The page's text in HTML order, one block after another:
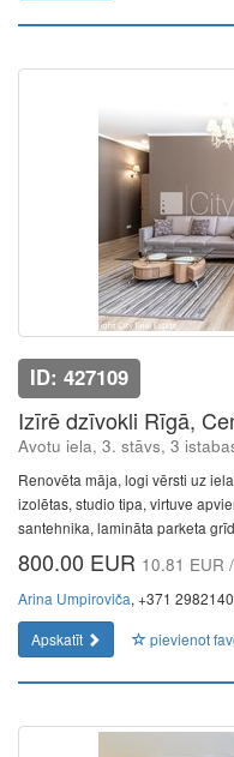
ID: 427109
Izīrē dzīvokli Rīgā,
Avotu iela, 3. stāvs, 3
Renovēta māja, logi vērsti uz
izolētas, studio tipa, virtuve
santehnika, lamināta parketa
800.00 EUR 10.81 EUR
Arina Umpiroviča, +371
Apskatīt
pievienot